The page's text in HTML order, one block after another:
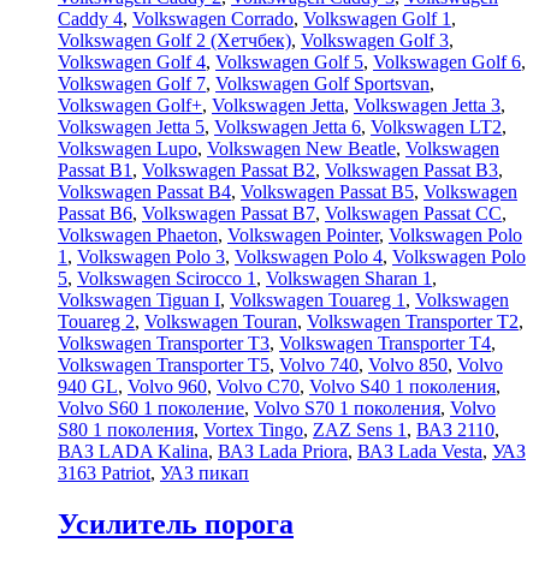
Caddy 4, Volkswagen Corrado, Volkswagen Golf 1 ,
Volkswagen Golf 2 (Хетчбек), Volkswagen Golf 3,
Volkswagen Golf 4, Volkswagen Golf 5, Volkswagen Golf 6,
Volkswagen Golf 7, Volkswagen Golf Sportsvan,
Volkswagen Golf+, Volkswagen Jetta, Volkswagen Jetta 3,
Volkswagen Jetta 5, Volkswagen Jetta 6, Volkswagen LT2,
Volkswagen Lupo, Volkswagen New Beatle, Volkswagen
Passat B1 , Volkswagen Passat B2, Volkswagen Passat B3,
Volkswagen Passat B4, Volkswagen Passat B5, Volkswagen
Passat B6, Volkswagen Passat B7, Volkswagen Passat CC,
Volkswagen Phaeton, Volkswagen Pointer, Volkswagen Polo
1 , Volkswagen Polo 3, Volkswagen Polo 4, Volkswagen Polo
5, Volkswagen Scirocco 1 , Volkswagen Sharan 1 ,
Volkswagen Tiguan I, Volkswagen Touareg 1 , Volkswagen
Touareg 2, Volkswagen Touran, Volkswagen Transporter T2,
Volkswagen Transporter T3, Volkswagen Transporter T4,
Volkswagen Transporter T5, Volvo 740, Volvo 850, Volvo
940 GL, Volvo 960, Volvo C70, Volvo S40 1 поколения,
Volvo S60 1 поколение, Volvo S70 1 поколения, Volvo
S80 1 поколения, Vortex Tingo, ZAZ Sens 1 , ВАЗ 2110,
ВАЗ LADA Kalina, ВАЗ Lada Priora, ВАЗ Lada Vesta, УАЗ
3163 Patriot, УАЗ пикап
Усилитель порога